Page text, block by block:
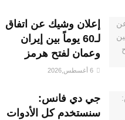
إعلان وشيك عن اتفاق
لـ60 يوماً بين إيران
وعمان لفتح هرمز
جي دي فانس:
سنستخدم كل الأدوات